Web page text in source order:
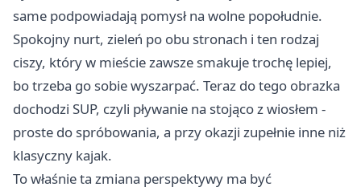
same podpowiadają pomysł na wolne popołudnie.
Spokojny nurt, zieleń po obu stronach i ten rodzaj
ciszy, który w mieście zawsze smakuje trochę lepiej,
bo trzeba go sobie wyszarpać. Teraz do tego obrazka
dochodzi SUP, czyli pływanie na stojąco z wiosłem -
proste do spróbowania, a przy okazji zupełnie inne niż
klasyczny kajak.
To właśnie ta zmiana perspektywy ma być